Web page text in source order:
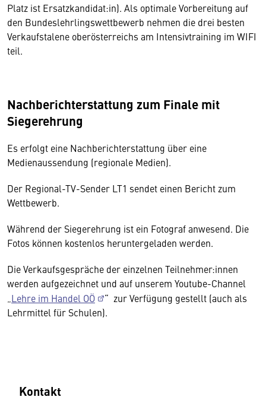
Platz ist Ersatzkandidat:in). Als optimale Vorbereitung auf
den Bundeslehrlingswettbewerb nehmen die drei besten
Verkaufstalene oberösterreichs am Intensivtraining im WIFI
teil.
Nachberichterstattung zum Finale mit
Siegerehrung
Es erfolgt eine Nachberichterstattung über eine
Medienaussendung (regionale Medien).
Der Regional-TV-Sender LT1 sendet einen Bericht zum
Wettbewerb.
Während der Siegerehrung ist ein Fotograf anwesend. Die
Fotos können kostenlos heruntergeladen werden.
Die Verkaufsgespräche der einzelnen Teilnehmer:innen
werden aufgezeichnet und auf unserem Youtube-Channel
Lehre im Handel OÖ
“ zur Verfügung gestellt (auch als
Lehrmittel für Schulen).
Kontakt